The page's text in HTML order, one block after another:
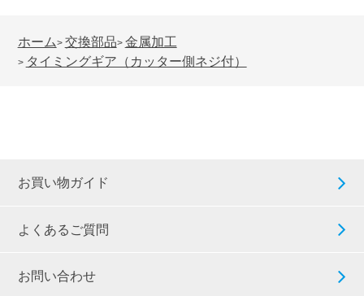
ホーム> 交換部品> 金属加工
> タイミングギア（カッター側ネジ付）
お買い物ガイド
よくあるご質問
お問い合わせ